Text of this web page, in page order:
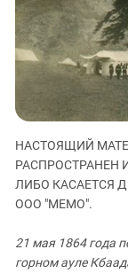
Дагестан
Ингушетия
Кабардино-
Калмыкия
Карачаево-
Краснодарский
Нагорный Карабах
Российская
Северная Осетия -
НАСТОЯЩИЙ
РАСПРОСТРАНЕН
ЛИБО КАСАЕТСЯ
ООО "МЕМО".
21 мая 1864 года
горном ауле